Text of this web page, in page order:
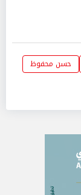
حسن محفوظ